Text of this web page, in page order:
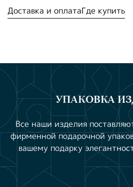
Доставка и оплатаГде купить
УПАКОВКА
Все наши изделия
фирменной подарочной
вашему подарку